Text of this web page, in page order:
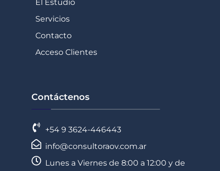
El Estudio
Servicios
Contacto
Acceso Clientes
Contáctenos
+54 9 3624-446443
info@consultoraov.com.ar
Lunes a Viernes de 8:00 a 12:00 y de